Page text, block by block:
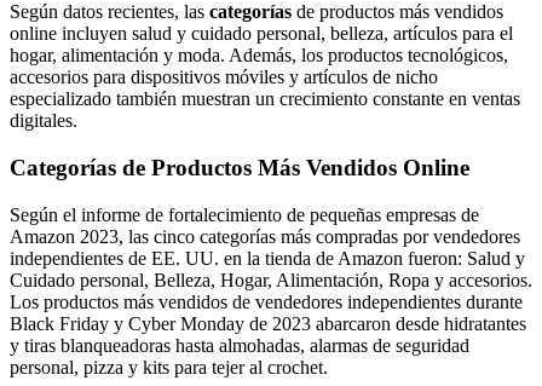
Según datos recientes, las categorías de productos más vendidos
online incluyen salud y cuidado personal, belleza, artículos para el
hogar, alimentación y moda. Además, los productos tecnológicos,
accesorios para dispositivos móviles y artículos de nicho
especializado también muestran un crecimiento constante en ventas
digitales.
Categorías de Productos Más Vendidos Online
Según el informe de fortalecimiento de pequeñas empresas de
Amazon 2023, las cinco categorías más compradas por vendedores
independientes de EE. UU. en la tienda de Amazon fueron: Salud y
Cuidado personal, Belleza, Hogar, Alimentación, Ropa y accesorios.
Los productos más vendidos de vendedores independientes durante
Black Friday y Cyber Monday de 2023 abarcaron desde hidratantes
y tiras blanqueadoras hasta almohadas, alarmas de seguridad
personal, pizza y kits para tejer al crochet.